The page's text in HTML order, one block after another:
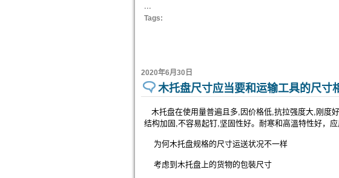
...
Tags:
2020年6月30日
木托盘尺寸应当要和运输工具的尺寸
木托盘在使用量普遍且多,因价格低,抗拉强度大,刚度
结构加固,不容易起钉,坚固性好。耐寒和高溫特性好，应
为何木托盘规格的尺寸运送状况不一样
考虑到木托盘上的货物的包裝尺寸